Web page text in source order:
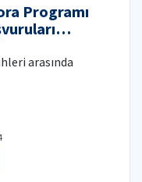
Programı
arasında